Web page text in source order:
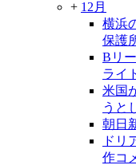
+ 12月
横浜
保護
Bリ
ライ
米国
うと
朝日
ドリ
作コ